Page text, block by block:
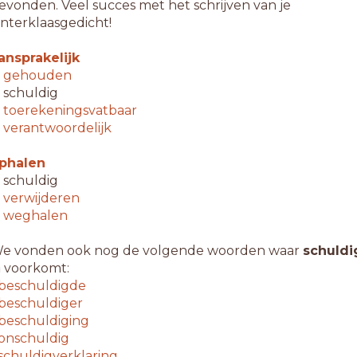
Veel succes met het schrijven van je
gehouden
schuldig
toerekeningsvatbaar
verantwoordelijk
schuldig
verwijderen
weghalen
vonden ook nog de volgende woorden waar
voorkomt: